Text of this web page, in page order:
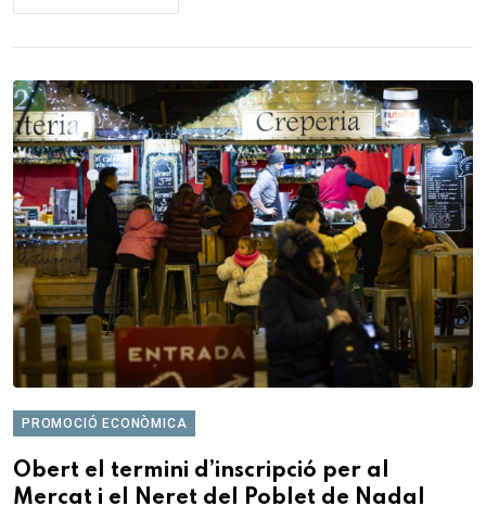
PROMOCIÓ ECONÒMICA
Obert el termini d’inscripció per al
Mercat i el Neret del Poblet de Nadal